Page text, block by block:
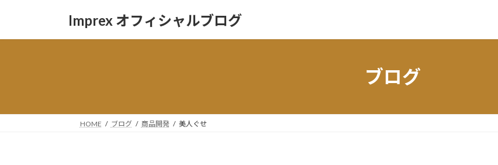
Imprex オフィシャルブログ
ブログ
HOME ブログ 商品開発 美人ぐせ